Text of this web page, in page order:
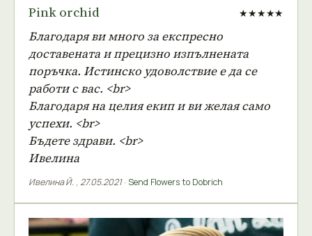
Pink orchid ★★★★★
Благодаря ви много за експресно
доставената и прецизно изпълнената
поръчка. Истинско удоволствие е да се
работи с вас. <br>
Благодаря на целия екип и ви желая само
успехи. <br>
Бъдете здрави. <br>
Ивелина
Ивелина Й. , 27.05.2021· Send Flowers to Dobrich